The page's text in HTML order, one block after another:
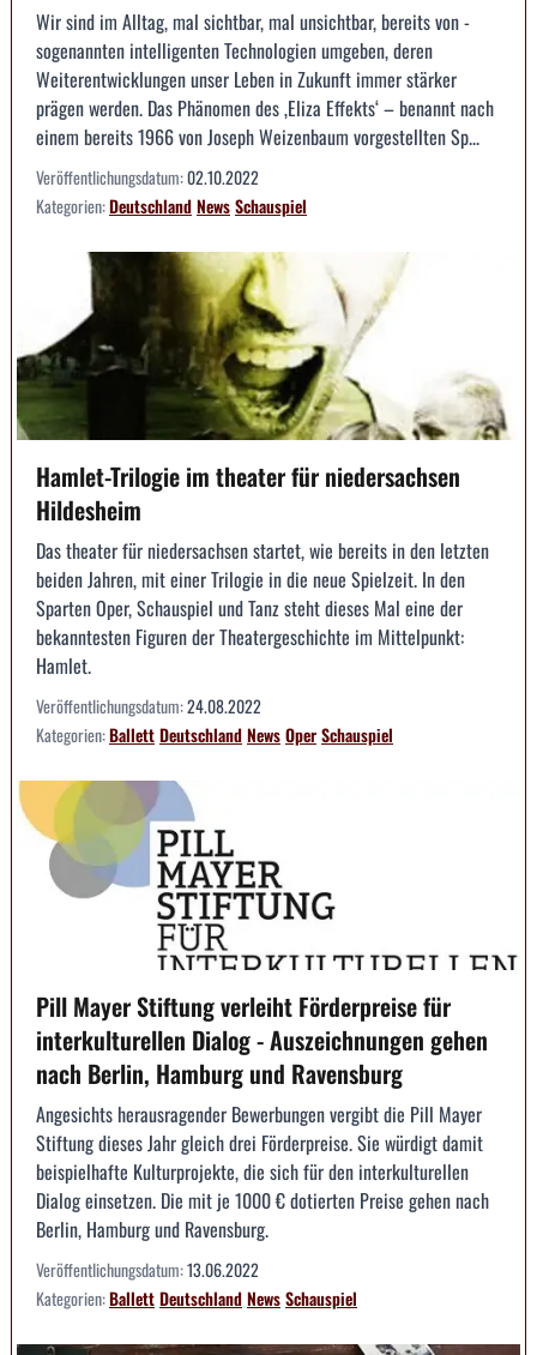
Wir sind im Alltag, mal sichtbar, mal unsichtbar, bereits von ­
sogenannten intelligenten Technologien umgeben, deren
Weiterentwicklungen unser Leben in ­Zukunft immer stärker
prägen werden. Das Phänomen des ‚Eliza Effekts‘ – benannt nach
einem bereits 1966 von Joseph Weizenbaum vorgestellten Sp...
Veröffentlichungsdatum:02.10.2022
Kategorien:DeutschlandNewsSchauspiel
Hamlet-Trilogie im theater für niedersachsen
Hildesheim
Das theater für niedersachsen startet, wie bereits in den letzten
beiden Jahren, mit einer Trilogie in die neue Spielzeit. In den
Sparten Oper, Schauspiel und Tanz steht dieses Mal eine der
bekanntesten Figuren der Theatergeschichte im Mittelpunkt:
Hamlet.
Veröffentlichungsdatum:24.08.2022
Kategorien:BallettDeutschlandNewsOperSchauspiel
Pill Mayer Stiftung verleiht Förderpreise für
interkulturellen Dialog - Auszeichnungen gehen
nach Berlin, Hamburg und Ravensburg
Angesichts herausragender Bewerbungen vergibt die Pill Mayer
Stiftung dieses Jahr gleich drei Förderpreise. Sie würdigt damit
beispielhafte Kulturprojekte, die sich für den interkulturellen
Dialog einsetzen. Die mit je 1000 € dotierten Preise gehen nach
Berlin, Hamburg und Ravensburg.
Veröffentlichungsdatum:13.06.2022
Kategorien:BallettDeutschlandNewsSchauspiel